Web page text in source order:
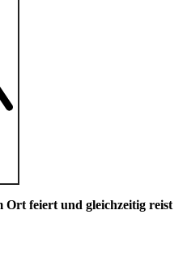
Ort feiert und gleichzeitig reist